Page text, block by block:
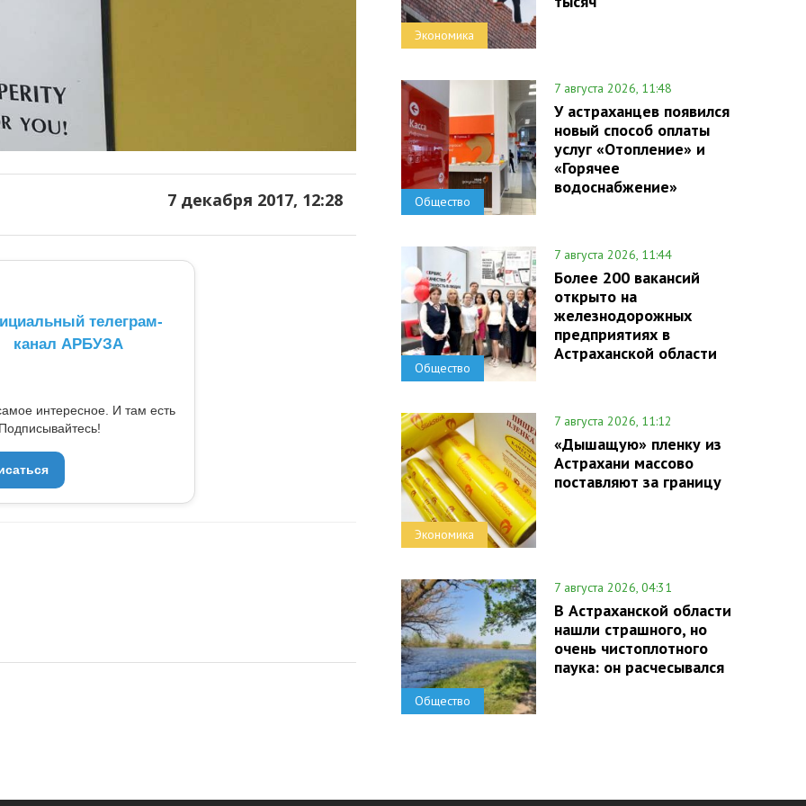
7 декабря 2017, 12:28
телеграм-
канал АРБУЗА
интересное. И там есть
Экономика
Общество
7 августа 2026, 11:48
У астраханцев появился
новый способ оплаты
услуг «Отопление» и
«Горячее
водоснабжение»
Общество
7 августа 2026, 11:44
Более 200 вакансий
открыто на
железнодорожных
предприятиях в
Астраханской области
Экономика
7 августа 2026, 11:12
«Дышащую» пленку из
Астрахани массово
поставляют за границу
Общество
7 августа 2026, 04:31
В Астраханской области
нашли страшного, но
очень чистоплотного
паука: он расчесывался